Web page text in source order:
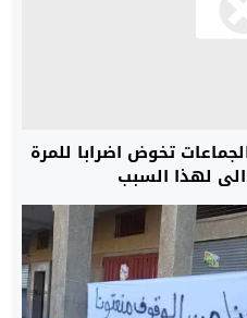
تخوض اضرابا للمرة
لهذا السبب